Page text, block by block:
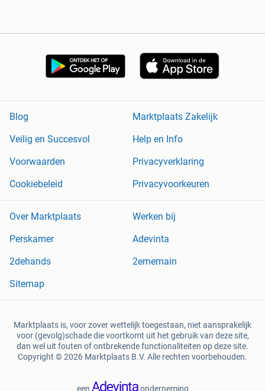
Blog
Marktplaats Zakelijk
Veilig en Succesvol
Help en Info
Voorwaarden
Privacyverklaring
Cookiebeleid
Privacyvoorkeuren
Over Marktplaats
Werken bij
Perskamer
Adevinta
2dehands
2ememain
Sitemap
Marktplaats is, voor zover wettelijk toegestaan, niet aansprakelijk
voor (gevolg)schade die voortkomt uit het gebruik van deze site,
dan wel uit fouten of ontbrekende functionaliteiten op deze site.
Copyright © 2026 Marktplaats B.V. Alle rechten voorbehouden.
een onderneming